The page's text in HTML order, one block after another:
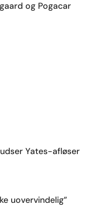
og Pogacar
Yates-afløser
uovervindelig”